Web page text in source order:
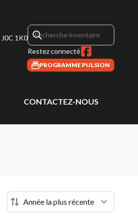
J0C 1K0
Restez connecté
PROGRAMME PULSION
CONTACTEZ-NOUS